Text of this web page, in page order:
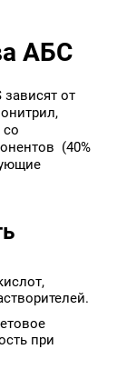
АБС
зависят от
со
(40%
при